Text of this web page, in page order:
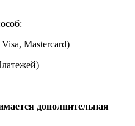
Mastercard)
дополнительная